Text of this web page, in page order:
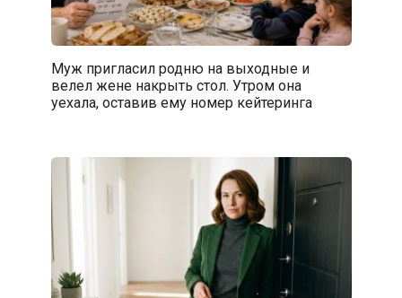
Муж пригласил родню на выходные и
велел жене накрыть стол. Утром она
уехала, оставив ему номер кейтеринга